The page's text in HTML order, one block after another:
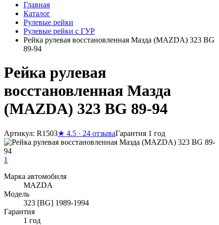
Главная
Каталог
Рулевые рейки
Рулевые рейки с ГУР
Рейка рулевая восстановленная Мазда (MAZDA) 323 BG
89-94
Рейка рулевая
восстановленная Мазда
(MAZDA) 323 BG 89-94
Артикул: R1503★ 4.5 · 24 отзываГарантия 1 год
1
Марка автомобиля
MAZDA
Модель
323 [BG] 1989-1994
Гарантия
1 год